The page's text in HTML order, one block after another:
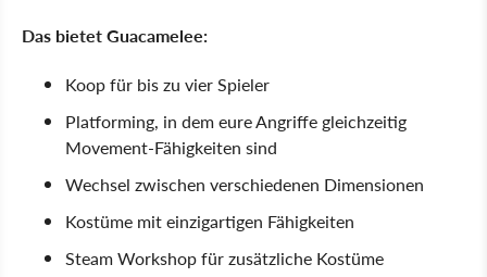
Das bietet Guacamelee:
Koop für bis zu vier Spieler
Platforming, in dem eure Angriffe gleichzeitig
Movement-Fähigkeiten sind
Wechsel zwischen verschiedenen Dimensionen
Kostüme mit einzigartigen Fähigkeiten
Steam Workshop für zusätzliche Kostüme